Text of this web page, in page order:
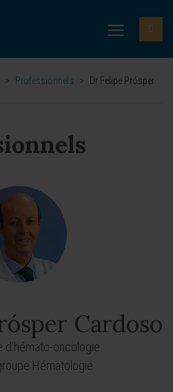
> Professionnels > Dr Felipe Prósper
Cardoso
oncologie.
Hématologie